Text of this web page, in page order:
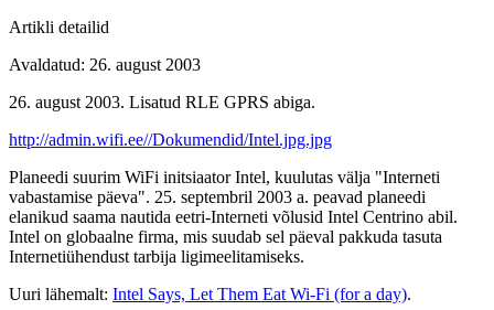
Artikli detailid
Avaldatud: 26. august 2003
26. august 2003. Lisatud RLE GPRS abiga.
http://admin.wifi.ee//Dokumendid/Intel.jpg.jpg
Planeedi suurim WiFi initsiaator Intel, kuulutas välja "Interneti
vabastamise päeva". 25. septembril 2003 a. peavad planeedi
elanikud saama nautida eetri-Interneti võlusid Intel Centrino abil.
Intel on globaalne firma, mis suudab sel päeval pakkuda tasuta
Internetiühendust tarbija ligimeelitamiseks.
Uuri lähemalt: Intel Says, Let Them Eat Wi-Fi (for a day).